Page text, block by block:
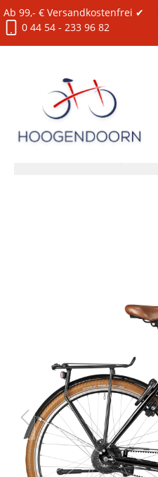
Ab 99,- € Versandkostenfrei ✔
0 44 54 - 233 96 82